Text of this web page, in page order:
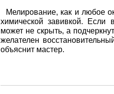
Мелирование, как и любое
химической завивкой. Если
может не скрыть, а
желателен
объяснит мастер.